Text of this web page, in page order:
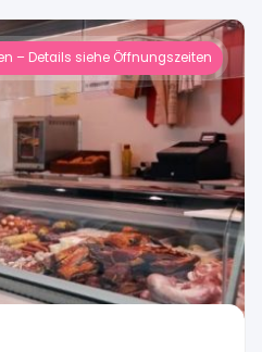
– Details siehe Öffnungszeiten